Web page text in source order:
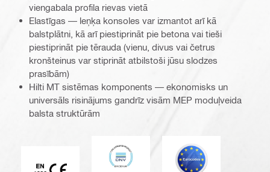
viengabala profila rievas vietā
Elastīgas — leņķa konsoles var izmantot arī kā
balstplātni, kā arī piestiprināt pie betona vai tieši
piestiprināt pie tērauda (vienu, divus vai četrus
kronšteinus var stiprināt atbilstoši jūsu slodzes
prasībām)
Hilti MT sistēmas komponents — ekonomisks un
universāls risinājums gandrīz visām MEP moduļveida
balsta struktūrām
CE EN 1090 marķējums
DNV Eurocode